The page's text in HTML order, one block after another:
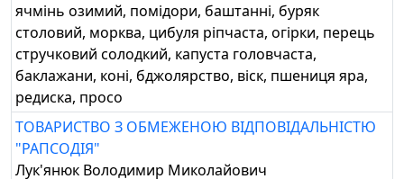
ячмінь озимий, помідори, баштанні, буряк
столовий, морква, цибуля ріпчаста, огірки, перець
стручковий солодкий, капуста головчаста,
баклажани, коні, бджолярство, віск, пшениця яра,
редиска, просо
ТОВАРИСТВО З ОБМЕЖЕНОЮ ВІДПОВІДАЛЬНІСТЮ
"РАПСОДІЯ"
Лук'янюк Володимир Миколайович